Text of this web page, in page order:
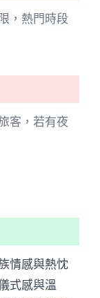
，熱門時段
客，若有夜
情感與熱忱
式感與溫